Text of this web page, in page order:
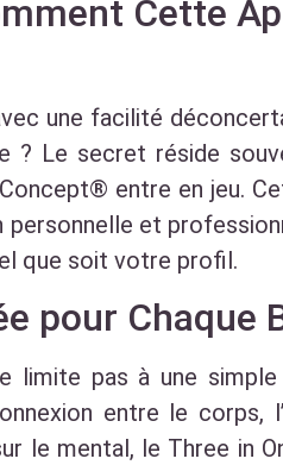
Cette
une facilité
? Le secret réside
entre en jeu.
et
que soit votre profil.
pour Chaque
limite pas à une
entre le corps,
le mental, le Three in